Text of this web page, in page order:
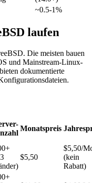
~0.5-1%
laufen
Die meisten bauen
und Mainstream-Linux-
dokumentierte
Monatspreis
$5,50
$5,50/
(kein
Rabatt)